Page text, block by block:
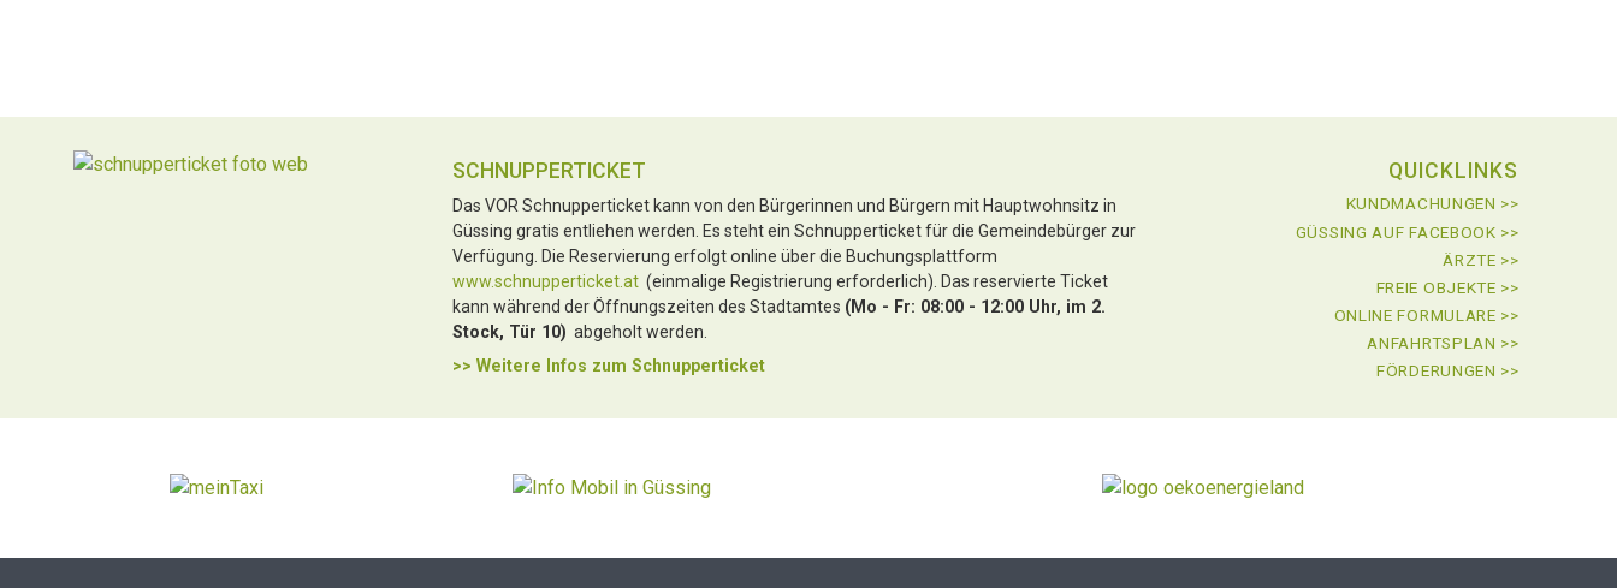
SCHNUPPERTICKET
Das VOR Schnupperticket kann von den Bürgerinnen und Bürgern mit Hauptwohnsitz in
Güssing gratis entliehen werden. Es steht ein Schnupperticket für die Gemeindebürger zur
Verfügung. Die Reservierung erfolgt online über die Buchungsplattform
www.schnupperticket.at (einmalige Registrierung erforderlich). Das reservierte Ticket
kann während der Öffnungszeiten des Stadtamtes (Mo - Fr: 08:00 - 12:00 Uhr, im 2.
Stock, Tür 10) abgeholt werden.
>> Weitere Infos zum Schnupperticket
QUICKLINKS
KUNDMACHUNGEN >>
GÜSSING AUF FACEBOOK >>
ÄRZTE >>
FREIE OBJEKTE >>
ONLINE FORMULARE >>
ANFAHRTSPLAN >>
FÖRDERUNGEN >>